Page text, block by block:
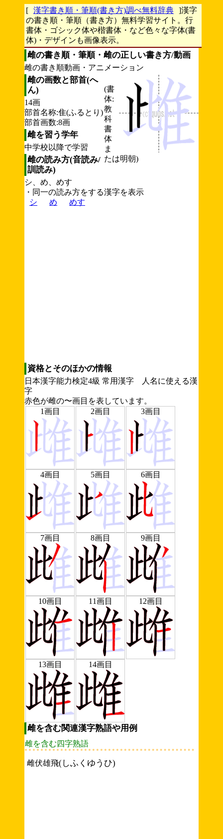
[ 漢字書き順・筆順(書き方)調べ無料辞典 ]漢字
の書き順・筆順（書き方）無料学習サイト。行
書体・ゴシック体や楷書体・など色々な字体(書
体)・デザインも画像表示。
雌の書き順・筆順・雌の正しい書き方/動画
雌の書き順動画・アニメーション
(書
体:
教
科
書
体
ま
たは明朝)
雌の画数と部首(へ
ん)
14画
部首名称:隹(ふるとり)
部首画数:8画
雌を習う学年
中学校以降で学習
雌の読み方(音読み/
訓読み)
シ、め、めす
・同一の読み方をする漢字を表示
シ
め めす
資格とそのほかの情報
日本漢字能力検定4級 常用漢字 人名に使える漢
字
赤色が雌の〜画目を表しています。
1画目
2画目 3画目
4画目 5画目 6画目
7画目 8画目 9画目
10画目 11画目 12画目
13画目 14画目
雌を含む関連漢字熟語や用例
雌を含む四字熟語
雌伏雄飛(しふくゆうひ)